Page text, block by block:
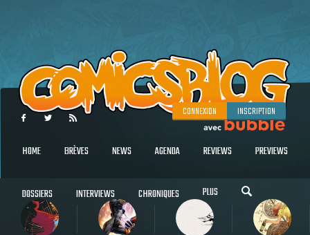
CONNEXION INSCRIPTION
HOME BRÈVES NEWS AGENDA REVIEWS PREVIEWS
DOSSIERS INTERVIEWS CHRONIQUES PLUS